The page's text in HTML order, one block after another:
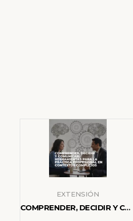
EXTENSIÓN
COMPRENDER, DECIDIR Y COMUNICAR: HERRAMIENTAS PARA LA PRÁCTICA PROFESIONAL EN CONTEXTOS COMPLEJOS